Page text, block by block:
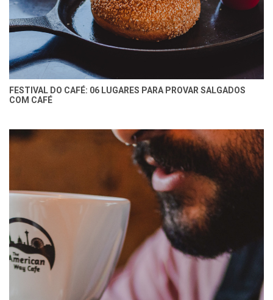
FESTIVAL DO CAFÉ: 06 LUGARES PARA PROVAR SALGADOS
COM CAFÉ